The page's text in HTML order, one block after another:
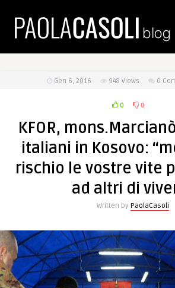
Gen 6, 2016 948 Views 0
0 0
KFOR,
italiani in Kosovo:
rischio le vostre vite
ad altri di
Written by PaolaCasoli